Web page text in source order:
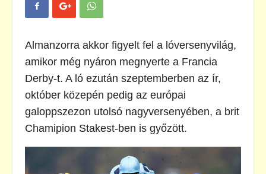
Almanzorra akkor figyelt fel a lóversenyvilág,
amikor még nyáron megnyerte a Francia
Derby-t. A ló ezután szeptemberben az ír,
október közepén pedig az európai
galoppszezon utolsó nagyversenyében, a brit
Chamipion Stakest-ben is győzött.